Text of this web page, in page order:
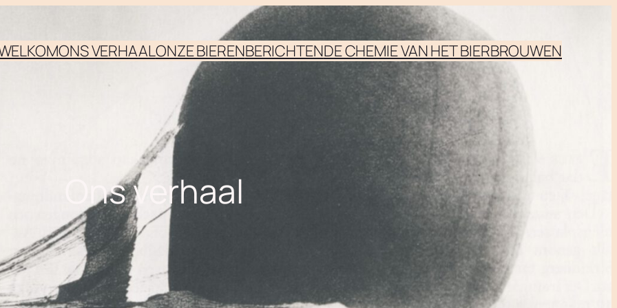
ONS VERHAALONZE BIERENBERICHTENDE CHEMIE VAN HET BIERBROUWEN
Ons verhaal